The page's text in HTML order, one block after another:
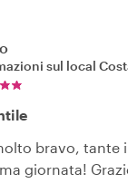
sul local
bravo, tante
giornata!